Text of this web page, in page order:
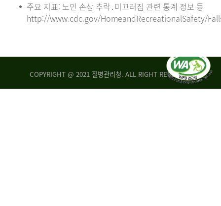
주요 지표: 노인 손상 추락․미끄러짐 관련 통계 정보 등
http://www.cdc.gov/HomeandRecreationalSafety/
COPYRIGHT @ 2021 질병관리청. ALL RIGHT RESERVED